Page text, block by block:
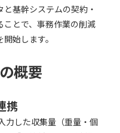
基幹システムの契約・
ことで、事務作業の削減
始します。
概要
携
力した収集量（重量・個